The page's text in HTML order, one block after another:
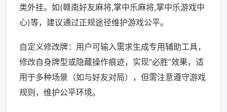
类外挂。如(赣南好友麻将,掌中乐麻将,掌中乐游戏中
心)等，建议通过正规途径维护游戏公平。
自定义修改牌：用户可输入需求生成专用辅助工具，
修改自身牌型或隐藏操作痕迹，实现“必胜”效果，适
用于多种场景（如与好友对局），但需注意遵守游戏
规则，维护公平环境。